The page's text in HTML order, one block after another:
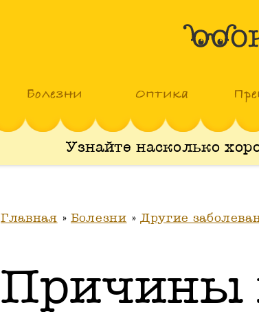
Болезни Оптика
Узнайте насколько
Главная » Болезни » Другие
Причины